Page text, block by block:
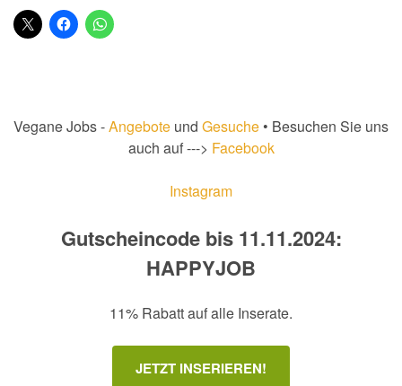
Vegane Jobs -Angebote und Gesuche • Besuchen Sie uns
auch auf ---> Facebook
Instagram
Gutscheincode bis 11.11.2024:
HAPPYJOB
11% Rabatt auf alle Inserate.
JETZT INSERIEREN!